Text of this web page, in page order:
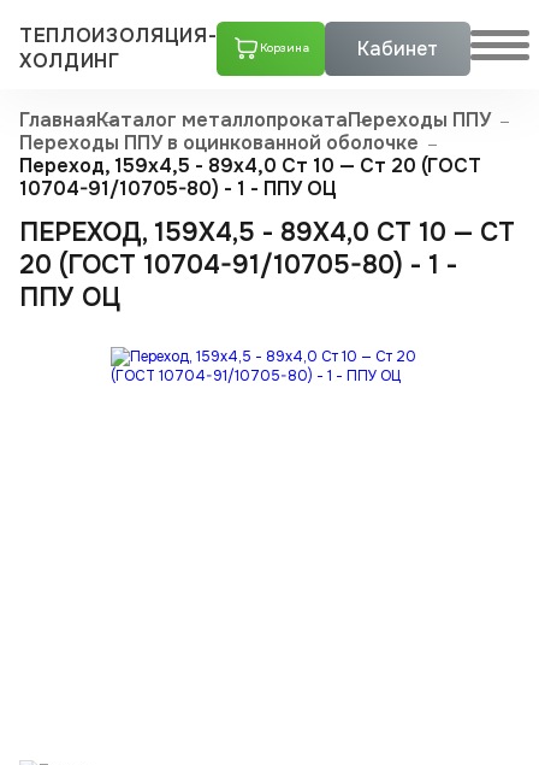
ТЕПЛОИЗОЛЯЦИЯ-
ХОЛДИНГ
Корзина Кабинет
ГлавнаяКаталог металлопрокатаПереходы ППУ
Переходы ППУ в оцинкованной оболочке
Переход, 159х4,5 - 89x4,0 Ст 10 — Ст 20 (ГОСТ
10704-91/10705-80) - 1 - ППУ ОЦ
ПЕРЕХОД, 159Х4,5 - 89X4,0 СТ 10 — СТ
20 (ГОСТ 10704-91/10705-80) - 1 -
ППУ ОЦ